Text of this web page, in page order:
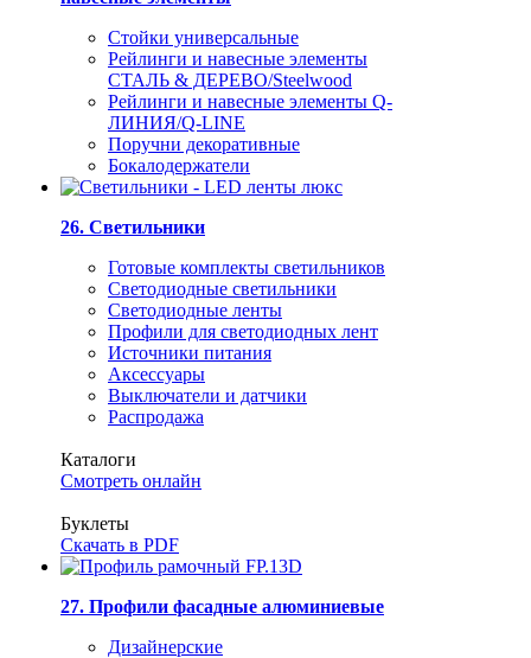
Стойки универсальные
Рейлинги и навесные элементы
СТАЛЬ & ДЕРЕВО/Steelwood
Рейлинги и навесные элементы Q-
ЛИНИЯ/Q-LINE
Поручни декоративные
Бокалодержатели
26. Светильники
Готовые комплекты светильников
Светодиодные светильники
Светодиодные ленты
Профили для светодиодных лент
Источники питания
Аксессуары
Выключатели и датчики
Распродажа
Каталоги
Смотреть онлайн
Буклеты
Скачать в PDF
27. Профили фасадные алюминиевые
Дизайнерские